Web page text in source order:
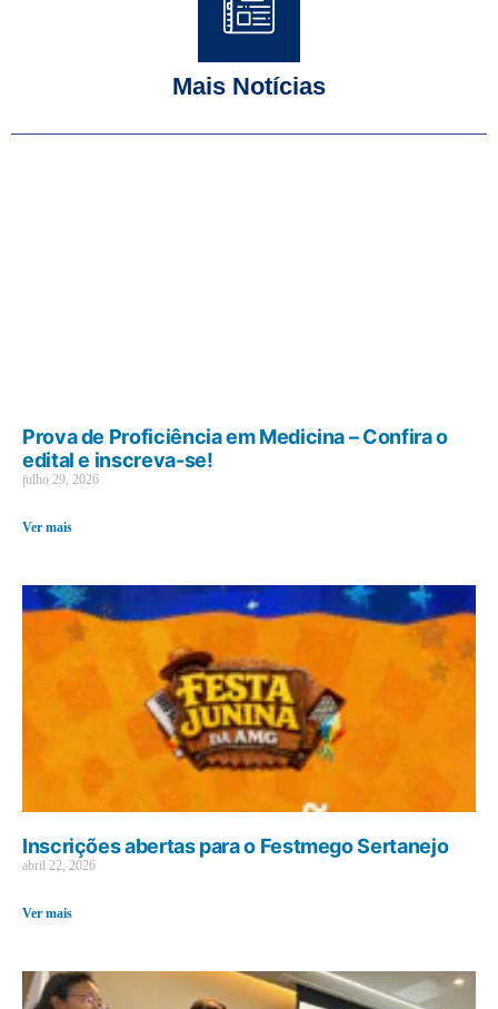
Mais Notícias
Prova de Proficiência em Medicina – Confira o
edital e inscreva-se!
julho 29, 2026
Ver mais
Inscrições abertas para o Festmego Sertanejo
abril 22, 2026
Ver mais